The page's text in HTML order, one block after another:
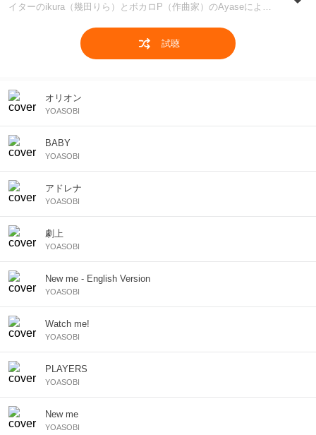
イターのikura（幾田りら）とボカロP（作曲家）のAyaseによる
イリスト♫小説をもとに制作されるYOASOBIの世界をお楽しみく
試聴
オリオン
YOASOBI
BABY
YOASOBI
アドレナ
YOASOBI
劇上
YOASOBI
New me - English Version
YOASOBI
Watch me!
YOASOBI
PLAYERS
YOASOBI
New me
YOASOBI